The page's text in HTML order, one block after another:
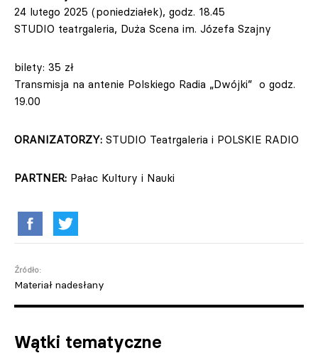
24 lutego 2025 (poniedziałek), godz. 18.45
STUDIO teatrgaleria, Duża Scena im. Józefa Szajny
bilety: 35 zł
Transmisja na antenie Polskiego Radia „Dwójki” o godz.
19.00
ORANIZATORZY: STUDIO Teatrgaleria i POLSKIE RADIO
PARTNER: Pałac Kultury i Nauki
Źródło:
Materiał nadesłany
Wątki tematyczne